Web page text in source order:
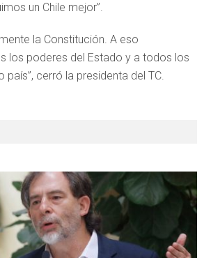
un Chile mejor”.
la Constitución. A eso
los poderes del Estado y a todos los
país”, cerró la presidenta del TC.